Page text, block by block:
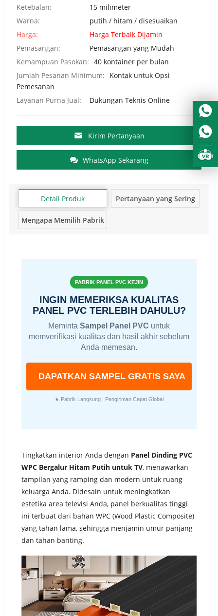
Ketebalan:
15 milimeter
Warna:
putih / hitam / disesuaikan
Harga:
Harga Terbaik Dijamin
Pemasangan:
Pemasangan yang Mudah
Kemampuan Pasokan: 40 kontainer per bulan
Jumlah Pesanan Minimum:
Kontak untuk Opsi
Pemesanan
Layanan Purna Jual:
Dukungan Teknis Online
Kirim Pertanyaan
WhatsApp Sekarang
Detail Produk
Pertanyaan yang Sering
Mengapa Memilih Pabrik
PABRIK PANEL PVC KEJIN
INGIN MEMERIKSA KUALITAS
PANEL PVC TERLEBIH DAHULU?
Meminta Sampel Panel PVC untuk
memverifikasi kualitas dan hasil akhir sebelum
Anda memesan.
DAPATKAN SAMPEL GRATIS SAYA
★ Pabrik Langsung | Pengiriman Cepat Global
Tingkatkan interior Anda dengan Panel Dinding PVC
WPC Bergalur Hitam Putih untuk TV, menawarkan
tampilan yang ramping dan modern untuk ruang
keluarga Anda. Didesain untuk meningkatkan
estetika area televisi Anda, panel berkualitas tinggi
ini terbuat dari bahan WPC (Wood Plastic Composite)
yang tahan lama, sehingga menjamin umur panjang
dan tahan banting.